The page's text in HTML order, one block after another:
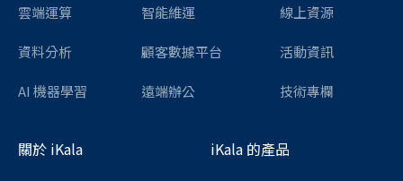
雲端運算
資料分析
AI 機器學習
智能維運
顧客數據平台
遠端辦公
線上資源
活動資訊
技術專欄
關於 iKala iKala 的產品